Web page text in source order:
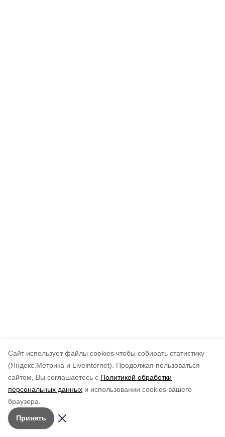
Cайт использует файлы cookies чтобы собирать статистику
(Яндекс.Метрика и Liveinternet).
Продолжая пользоваться
сайтом, Вы соглашаетесь с Политикой обработки
персональных данных и использовании cookies вашего
браузера.
Принять